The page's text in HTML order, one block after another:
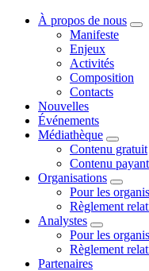
À propos de nous
Manifeste
Enjeux
Activités
Composition
Contacts
Nouvelles
Événements
Médiathèque
Contenu gratuit
Contenu payant
Organisations
Pour les
Règlement
Analystes
Pour les
Règlement
Partenaires